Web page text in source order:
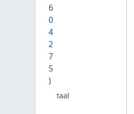
6
0
4
2
7
5
)
taal